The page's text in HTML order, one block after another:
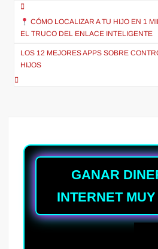
Navegación
de
entradas
CÓMO LOCALIZAR A TU HIJO EN 1
EL TRUCO DEL ENLACE INTELIGENTE
LOS 12 MEJORES APPS SOBRE
HIJOS
GANAR
INTERNET